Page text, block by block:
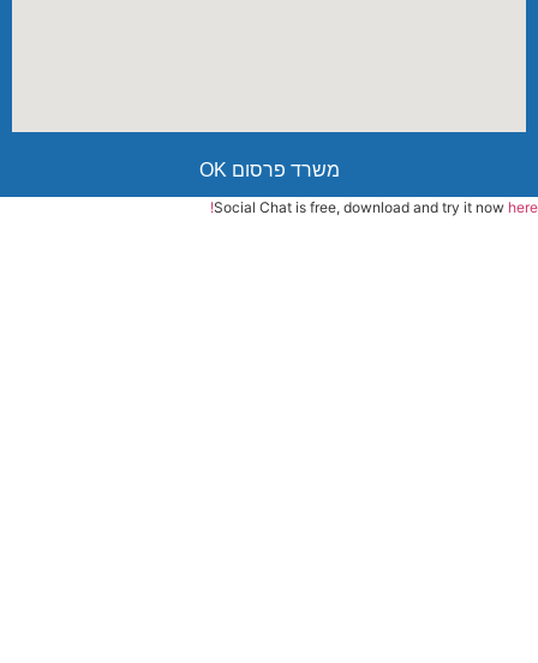
משרד פרסום OK
Social Chat is free, download and try it now here!